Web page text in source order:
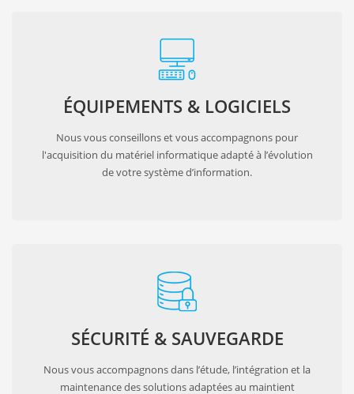
ÉQUIPEMENTS & LOGICIELS
Nous vous conseillons et vous accompagnons pour
l'acquisition du matériel informatique adapté à l’évolution
de votre système d’information.
SÉCURITÉ & SAUVEGARDE
Nous vous accompagnons dans l’étude, l’intégration et la
maintenance des solutions adaptées au maintient